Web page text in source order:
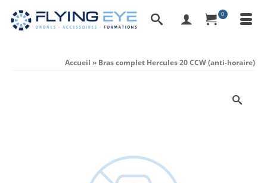
0
Accueil » Bras complet Hercules 20 CCW (anti-horaire)